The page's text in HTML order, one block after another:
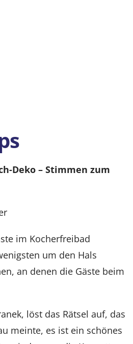
Deko – Stimmen zum
im Kocherfreibad
um den Hals
an denen die Gäste beim
löst das Rätsel auf, das
meinte, es ist ein schönes